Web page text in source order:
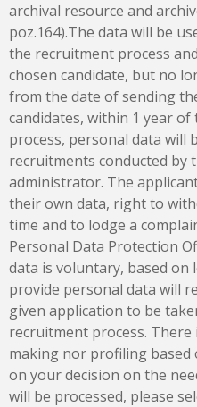
archival resource and
poz.164).The data will be
the recruitment process
chosen candidate, but no
from the date of sending
candidates, within 1 year
process, personal data will
recruitments conducted by
administrator. The
their own data, right to
time and to lodge a
Personal Data Protection
data is voluntary, based on
provide personal data will
given application to be
recruitment process.
making nor profiling based
on your decision on the
will be processed, please